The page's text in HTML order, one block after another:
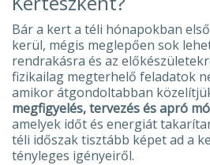
Bár a kert a téli hónapokban
kerül, mégis meglepően sok
rendrakásra és az
fizikailag megterhelő feladatok
amikor átgondoltabban
megfigyelés, tervezés és apró
amelyek időt és energiát
téli időszak tisztább képet ad a
tényleges igényeiről.